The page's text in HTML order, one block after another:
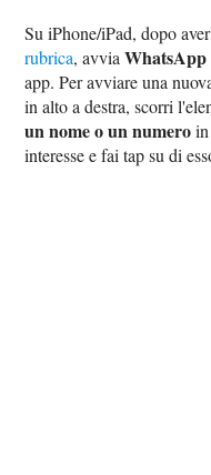
Su iPhone/iPad, dopo
rubrica, avviaWhatsApp
app. Per avviare una
in alto a destra, scorri
un nome o un numero
interesse e fai tap su di